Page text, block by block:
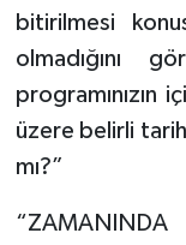
bitirilmesi
olmadığını
programınızın
üzere belirli
mı?”